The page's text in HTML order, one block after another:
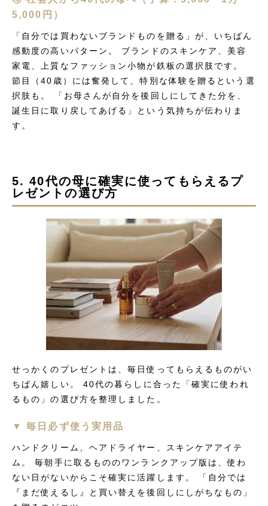
5,000円）
「自分では買わないブランドものを贈る」が、いちばん
感動度の高いパターン。 ブランドのスキンケア、美容
家電、上質なファッション小物が鉄板の選択肢です。
節目（40歳）には奮発して、特別な体験を贈るという選
択肢も。 「お母さんが自分を後回しにしてきた分を、
誕生日に取り戻してあげる」という気持ちが伝わりま
す。
5. 40代の母に確実に使ってもらえるプ
レゼントの選び方
せっかくのプレゼントは、毎日使ってもらえるものがい
ちばん嬉しい。 40代の暮らしに合った「確実に使われ
るもの」の選び方を整理しました。
▼ 毎日必ず使う実用品
ハンドクリーム、ヘアドライヤー、スキンケアアイテ
ム。 毎朝手に取るもののワンランクアップ版は、使わ
ない日がないからこそ確実に活躍します。 「自分では
『まだ使えるし』と買い替えを後回しにしがちなもの」